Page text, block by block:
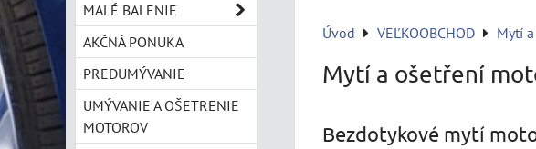
Úvod VEĽKOOBCHOD Mytí
Mytí a ošetření
Bezdotykové mytí
MALÉ BALENIE
AKČNÁ PONUKA
PREDUMÝVANIE
UMÝVANIE A OŠETRENIE
MOTOROV